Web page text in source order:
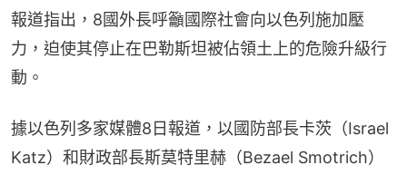
報道指出，8國外長呼籲國際社會向以色列施加壓
力，迫使其停止在巴勒斯坦被佔領土上的危險升級行
動。
據以色列多家媒體8日報道，以國防部長卡茨（Israel
Katz）和財政部長斯莫特里赫（Bezael Smotrich）